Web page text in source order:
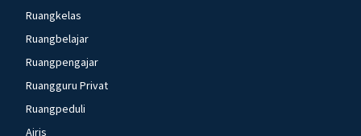
Ruangkelas
Ruangbelajar
Ruangpengajar
Ruangguru Privat
Ruangpeduli
Airis